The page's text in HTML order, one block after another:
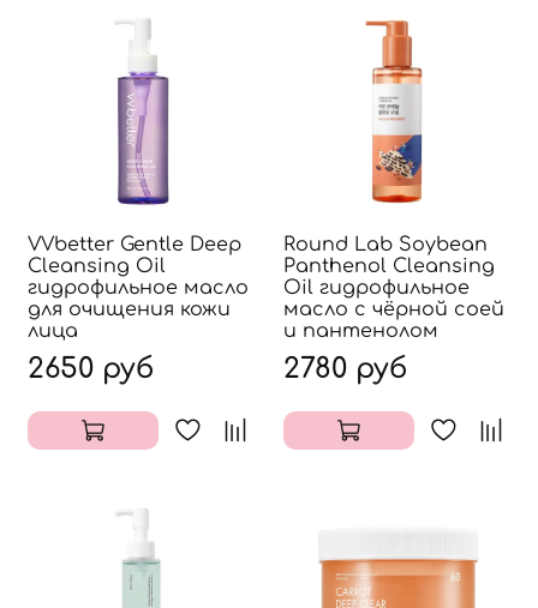
VVbetter Gentle Deep
Cleansing Oil
гидрофильное масло
для очищения кожи
лица
2650 руб
Round Lab Soybean
Panthenol Cleansing
Oil гидрофильное
масло с чёрной соей
и пантенолом
2780 руб